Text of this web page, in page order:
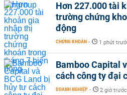
Hơn 227.000 tài
trường chứng
động
CHỨNG KHOÁN - 1 phút
Bamboo Capital
cách công ty đại
DOANH NGHIỆP - 2 giờ trước